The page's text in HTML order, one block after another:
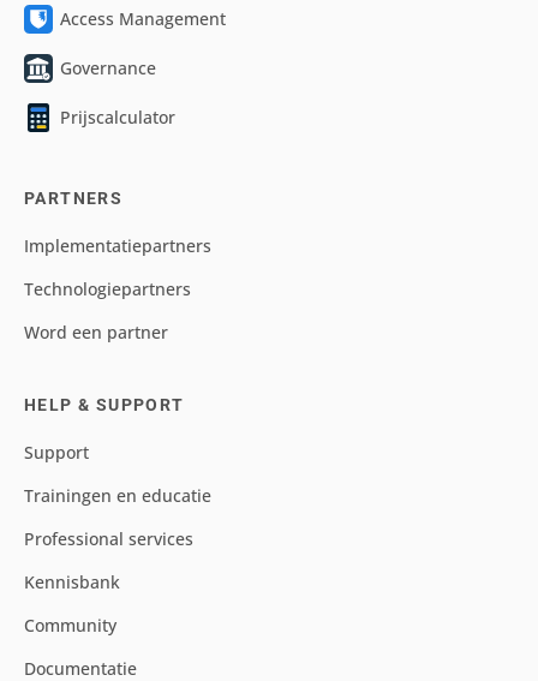
Access Management
Governance
Prijscalculator
PARTNERS
Implementatiepartners
Technologiepartners
Word een partner
HELP & SUPPORT
Support
Trainingen en educatie
Professional services
Kennisbank
Community
Documentatie